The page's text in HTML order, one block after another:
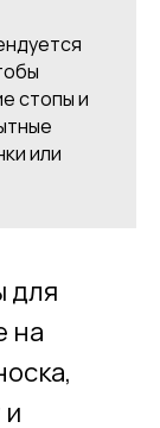
стопы и
или
для
на